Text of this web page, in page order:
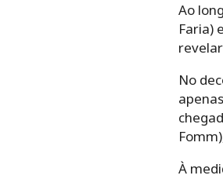
Ao
Faria)
No
À